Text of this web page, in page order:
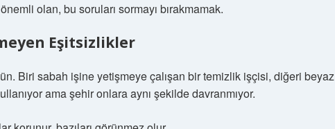
olan, bu soruları sormayı bırakmamak.
Eşitsizlikler
Biri sabah işine yetişmeye çalışan bir temizlik işçisi, diğeri beyaz
ama şehir onlara aynı şekilde davranmıyor.